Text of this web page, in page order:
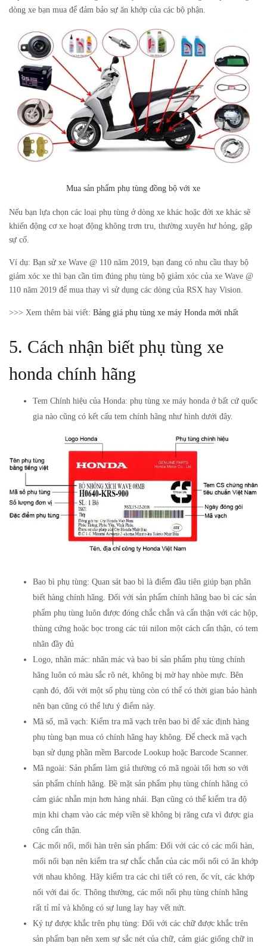
dòng xe bạn mua để đảm bảo sự ăn khớp của các bộ phận.
Mua sản phẩm phụ tùng đồng bộ với xe
Nếu bạn lựa chọn các loại phụ tùng ở dòng xe khác hoặc đời xe khác sẽ
khiến động cơ xe hoạt động không trơn tru, thường xuyên hư hỏng, gặp
sự cố.
Ví dụ: Bạn sử xe Wave @ 110 năm 2019, bạn đang có nhu cầu thay bộ
giảm xóc xe thì bạn cần tìm đúng phụ tùng bộ giảm xóc của xe Wave @
110 năm 2019 để mua thay vì sử dụng các dòng của RSX hay Vision.
>>> Xem thêm bài viết: Bảng giá phụ tùng xe máy Honda mới nhất
5. Cách nhận biết phụ tùng xe
honda chính hãng
Tem Chính hiệu của Honda: phụ tùng xe máy honda ở bất cứ quốc
gia nào cũng có kết cấu tem chính hãng như hình dưới đây.
Bao bì phụ tùng: Quan sát bao bì là điểm đầu tiên giúp bạn phân
biết hàng chính hãng. Đối với sản phẩm chính hãng bao bì các sản
phẩm phụ tùng luôn được đóng chắc chắn và cẩn thận với các hộp,
thùng cứng hoặc bọc trong các túi nilon một cách cẩn thận, có tem
nhãn đầy đủ
Logo, nhãn mác: nhãn mác và bao bì sản phẩm phụ tùng chính
hãng luôn có màu sắc rõ nét, không bị mờ hay nhòe mực. Bên
cạnh đó, đối với một số phụ tùng còn có thể có thời gian bảo hành
nên bạn cũng có thể lưu ý điểm này.
Mã số, mã vạch: Kiểm tra mã vạch trên bao bì để xác định hàng
phụ tùng bạn mua có chính hãng hay không. Để check mã vạch
bạn sử dụng phần mềm Barcode Lookup hoặc Barcode Scanner.
Mã ngoài: Sản phẩm làm giả thường có mã ngoài tối hơn so với
sản phẩm chính hãng. Bề mặt sản phẩm phụ tùng chính hãng có
cảm giác nhẵn mịn hơn hàng nhái. Bạn cũng có thể kiểm tra độ
mịn khi chạm vào các mép viền sẽ không bị răng cưa vì được gia
công cẩn thận.
Các mối nối, mối hàn trên sản phẩm: Đối với các có các mối hàn,
mối nối bạn nên kiểm tra sự chắc chắn của các mối nối có ăn khớp
với nhau không. Hãy kiểm tra các chi tiết có ren, ốc vít, các khớp
nối với đai ốc. Thông thường, các mối nối phụ tùng chính hãng
rất tỉ mỉ và không có sự lung lay hay vết nứt.
Ký tự được khắc trên phụ tùng: Đối với các chữ được khắc trên
sản phẩm bạn nên xem sự sắc nét của chữ, cảm giác giống chữ in